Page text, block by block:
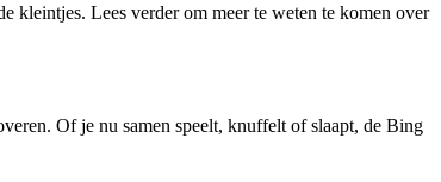
kleintjes. Lees verder om meer te weten te komen over
Of je nu samen speelt, knuffelt of slaapt, de Bing